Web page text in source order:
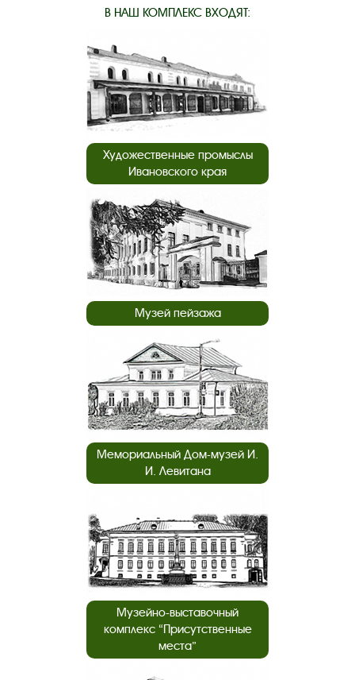
В НАШ КОМПЛЕКС ВХОДЯТ:
Художественные промыслы
Ивановского края
Музей пейзажа
Мемориальный Дом-музей И.
И. Левитана
Музейно-выставочный
комплекс “Присутственные
места”